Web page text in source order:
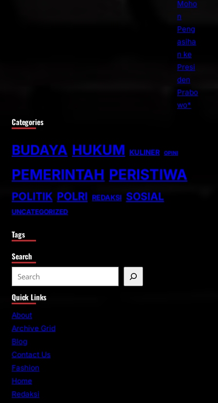
Categories
BUDAYA HUKUM KULINER OPINI
PEMERINTAH PERISTIWA
POLITIK POLRI REDAKSI SOSIAL
UNCATEGORIZED
Tags
Search
e
a
r
Quick Links
About
Archive Grid
Blog
Contact Us
Fashion
Home
Redaksi